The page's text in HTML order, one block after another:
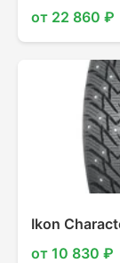
от 22 860 ₽
Ikon
от 10 830 ₽